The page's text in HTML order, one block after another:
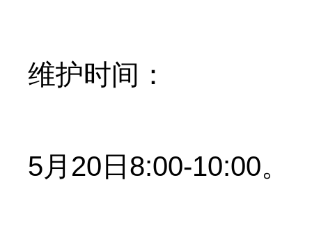
维护时间：
5月20日8:00-10:00。